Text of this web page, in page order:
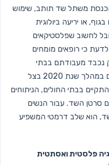
משתל שד תותב, שימוש
או יריעה ביולוגית
לחשוב שפלסטיקאים
כי רופאים מומחים
נכבד מעבודתם בבתי
החולים, ניתוחים לשיחזור השד. גם במהלך שנת 2020 בצל
בבתי החולים, הניתוחים
סרטן השד. עבור הנשים
הוא שלב דרמטי המשפיע
פלסטית ואסתטית